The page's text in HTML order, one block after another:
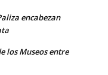
encabezan
los Museos entre